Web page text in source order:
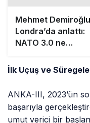
başarıyla
umut verici bir
yükselen ANKA-III,
kesmeden devam
Uzman Görüşleri ve
Savunma ve
ANKA-III’ün
konumunu